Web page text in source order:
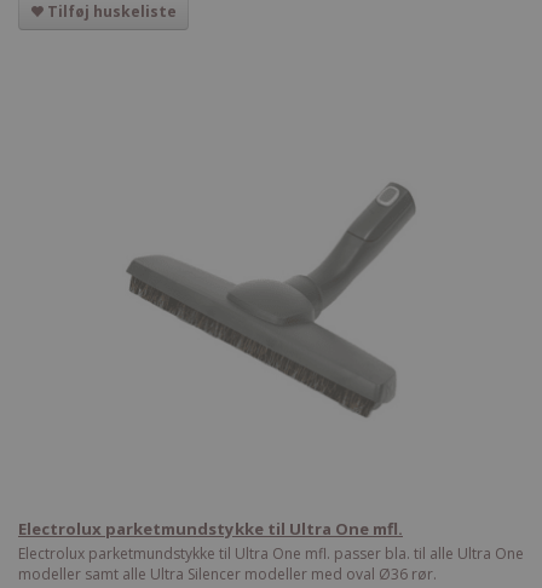
Tilføj huskeliste
Electrolux parketmundstykke til Ultra One mfl.
Electrolux parketmundstykke til Ultra One mfl. passer bla. til alle Ultra One
modeller samt alle Ultra Silencer modeller med oval Ø36 rør.